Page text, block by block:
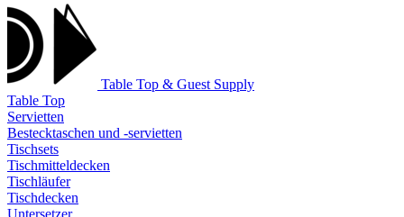
Table Top & Guest Supply
Table Top
Servietten
Bestecktaschen und -servietten
Tischsets
Tischmitteldecken
Tischläufer
Tischdecken